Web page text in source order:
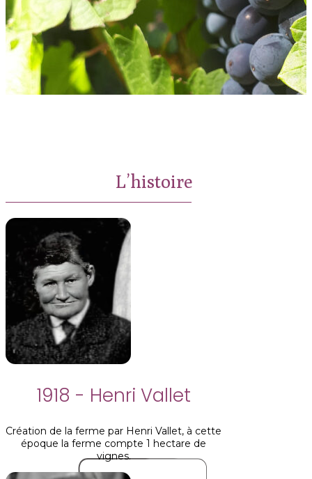
L’histoire
1918 - Henri Vallet
Création de la ferme par Henri Vallet, à cette
époque la ferme compte 1 hectare de
vignes.